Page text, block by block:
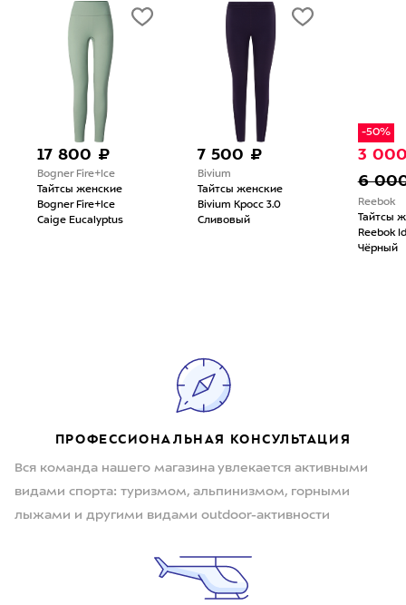
17 800 ₽
Bogner Fire+Ice
Тайтсы женские
Bogner Fire+Ice
Caige Eucalyptus
7 500 ₽
Bivium
Тайтсы женские
Bivium Кросс 3.0
Сливовый
-50%
3
6
Reebok
Тайтсы
Reebok
Чёрный
ПРОФЕССИОНАЛЬНАЯ КОНСУЛЬТАЦИЯ
Вся команда нашего магазина увлекается активными
видами спорта: туризмом, альпинизмом, горными
лыжами и другими видами outdoor-активности